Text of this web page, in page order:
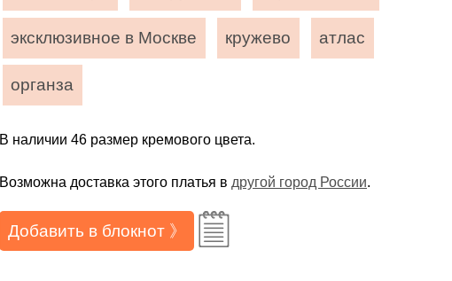
эксклюзивное в Москве кружево атлас
органза
В наличии 46 размер кремового цвета.
Возможна доставка этого платья в другой город России.
Добавить в блокнот 》